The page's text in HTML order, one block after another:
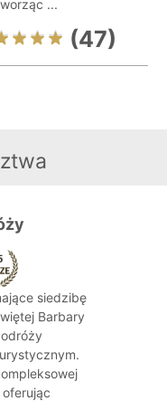
...
(47)
siedzibę
Barbary